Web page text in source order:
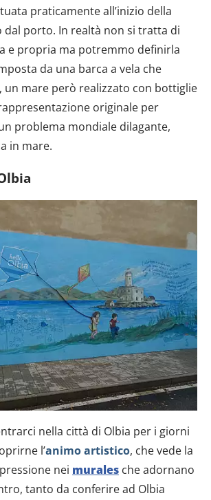
praticamente all’inizio della
porto. In realtà non si tratta di
e propria ma potremmo definirla
da una barca a vela che
un mare però realizzato con bottiglie
originale per
problema mondiale dilagante,
in mare.
nella città di Olbia per i giorni
l’animo artistico, che vede la
nei murales che adornano
tanto da conferire ad Olbia